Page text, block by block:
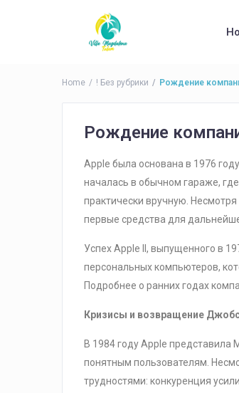
Home ! Без рубрики Рождение
Рождение
Apple была основана в 1976
началась в обычном гараже,
практически вручную.
первые средства для
Успех Apple II, выпущенного в
персональных компьютеров,
Подробнее о ранних годах
Кризисы и возвращение
В 1984 году Apple представила
понятным пользователям.
трудностями: конкуренция